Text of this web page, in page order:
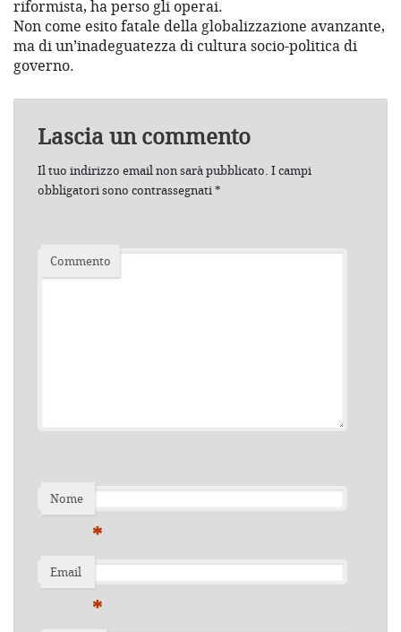
riformista, ha perso gli operai.
Non come esito fatale della globalizzazione avanzante,
ma di un’inadeguatezza di cultura socio-politica di
governo.
Lascia un commento
Il tuo indirizzo email non sarà pubblicato. I campi
obbligatori sono contrassegnati*
Commento
Nome
*
Email
*